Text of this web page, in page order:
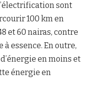
sont
100 km en
et 60 nairas, contre
essence. En outre,
en moins et
énergie en